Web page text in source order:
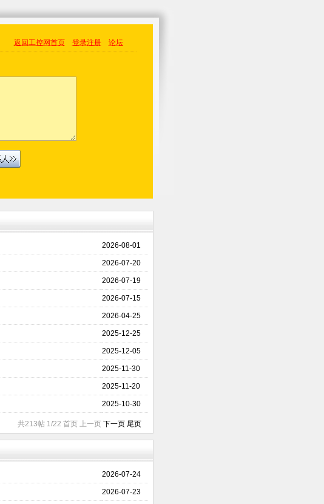
返回工控网首页 登录注册 论坛
2026-08-01
2026-07-20
2026-07-19
2026-07-15
2026-04-25
2025-12-25
2025-12-05
2025-11-30
2025-11-20
2025-10-30
共213帖 1/22 首页 上一页 下一页 尾页
2026-07-24
2026-07-23